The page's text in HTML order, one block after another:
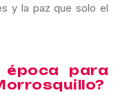
y la paz que solo el
época para